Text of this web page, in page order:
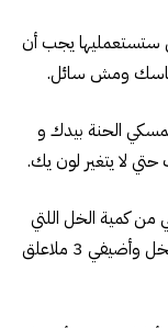
ستستعمليها يجب أن
ومش سائل.
الحنة بيدك و
لا يتغير لون يك.
كمية الخل اللتي
ستضيفيها إلى الحناء، يكفي معلقة واحدة من الخل وأضيفي 3 ملاعلق